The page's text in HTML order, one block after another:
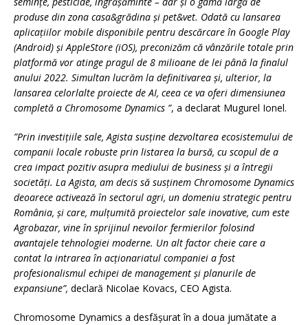
produse din zona casa&grădina și pet&vet. Odată cu lansarea
aplicațiilor mobile disponibile pentru descărcare în Google Play
(Android) şi AppleStore (iOS), preconizăm că vânzările totale prin
platformă vor atinge pragul de 8 milioane de lei până la finalul
anului 2022. Simultan lucrăm la definitivarea și, ulterior, la
lansarea celorlalte proiecte de AI, ceea ce va oferi dimensiunea
completă a Chromosome Dynamics ”, a declarat Mugurel Ionel.
”Prin investițiile sale, Agista susține dezvoltarea ecosistemului de
companii locale robuste prin listarea la bursă, cu scopul de a
crea impact pozitiv asupra mediului de business și a întregii
societăți. La Agista, am decis să susținem Chromosome Dynamics
deoarece activează în sectorul agri, un domeniu strategic pentru
România, și care, mulțumită proiectelor sale inovative, cum este
Agrobazar, vine în sprijinul nevoilor fermierilor folosind
avantajele tehnologiei moderne. Un alt factor cheie care a
contat la intrarea în acționariatul companiei a fost
profesionalismul echipei de management și planurile de
expansiune”, declară Nicolae Kovacs, CEO Agista.
Chromosome Dynamics a desfășurat în a doua jumătate a